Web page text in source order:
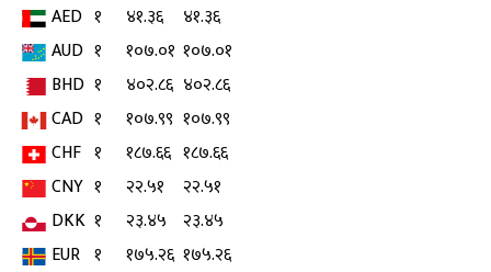
AED १ ४१.३६
४१.३६
AUD १ १०७.०१ १०७.०१
BHD १ ४०२.८६ ४०२.८६
CAD १ १०७.९९ १०७.९९
CHF १ १८७.६६ १८७.६६
CNY १ २२.५१
२२.५१
DKK १ २३.४५
२३.४५
EUR १ १७५.२६ १७५.२६